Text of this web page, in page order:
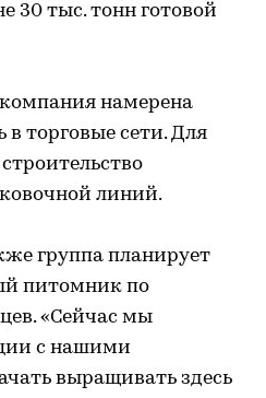
30 тыс. тонн готовой
намерена
торговые сети. Для
линий.
группа планирует
питомник по
«Сейчас мы
с нашими
выращивать здесь